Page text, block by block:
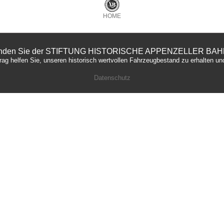
HOME
Sie der STIFTUNG HISTORISCHE APPENZELLER
helfen Sie, unseren historisch wertvollen Fahrzeugbestand zu erhalten
Datenschutz